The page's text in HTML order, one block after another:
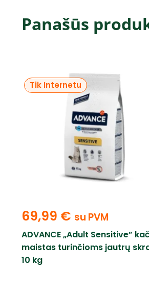
Panašūs
69,99 € su PVM
Tik Internetu
ADVANCE „Adult Sensitive”
maistas turinčioms jautrų
10 kg